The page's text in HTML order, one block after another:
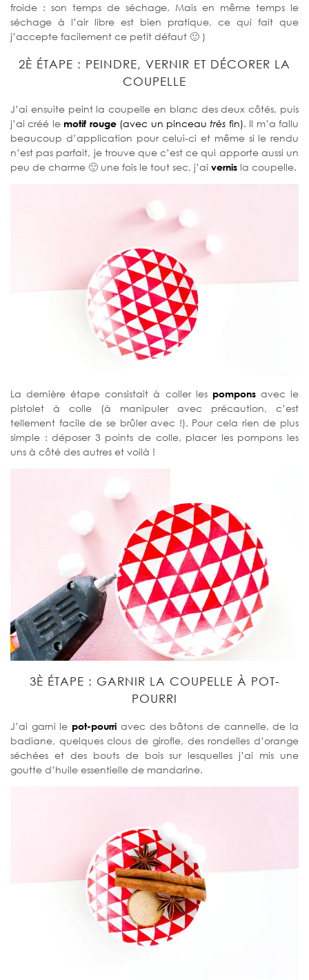
froide : son temps de séchage. Mais en même temps le
séchage à l’air libre est bien pratique, ce qui fait que
j’accepte facilement ce petit défaut 🙂 )
2È ÉTAPE : PEINDRE, VERNIR ET DÉCORER LA
COUPELLE
J’ai ensuite peint la coupelle en blanc des deux côtés, puis
j’ai créé le motif rouge (avec un pinceautrès fin). Il m’a fallu
beaucoup d’application pour celui-ci et même si le rendu
n’est pas parfait, je trouve que c’est ce qui apporte aussi un
peu de charme 🙂 une fois le tout sec, j’ai vernis la coupelle.
La dernière étape consistait à coller les pomponsavec le
pistolet à colle (à manipuler avec précaution, c’est
tellement facile de se brûler avec !). Pour cela rien de plus
simple : déposer 3 points de colle, placer les pompons les
uns à côté des autres et voilà !
3È ÉTAPE : GARNIR LA COUPELLE À POT-
POURRI
J’ai garni le pot-pourri avec des bâtons de cannelle, de la
badiane, quelques clous de girofle, des rondelles d’orange
séchées et des bouts de bois sur lesquelles j’ai mis une
goutte d’huile essentielle de mandarine.